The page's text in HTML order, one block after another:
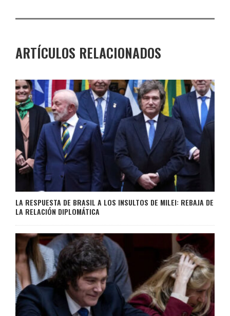
ARTÍCULOS RELACIONADOS
LA RESPUESTA DE BRASIL A LOS INSULTOS DE MILEI: REBAJA DE
LA RELACIÓN DIPLOMÁTICA